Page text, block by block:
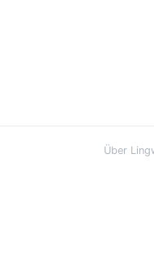
Über